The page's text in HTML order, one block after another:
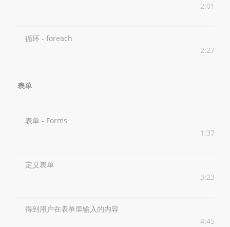
2:01
循环 - foreach
2:27
表单
表单 - Forms
1:37
定义表单
3:23
得到用户在表单里输入的内容
4:45